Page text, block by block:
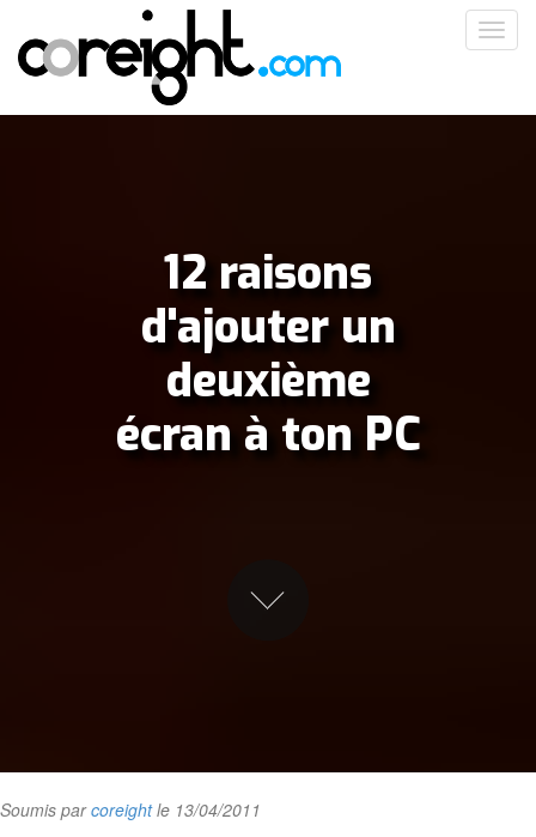
contenu
principal
12 raisons
d'ajouter un
deuxième
écran à ton PC
Soumis parcoreightle 13/04/2011